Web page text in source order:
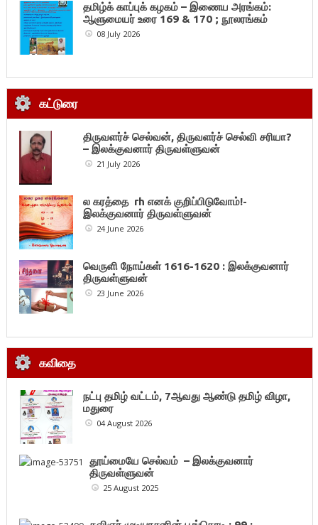
தமிழ்க் காப்புக் கழகம் – இணைய அரங்கம்:
ஆளுமையர் உரை 169 & 170 ; நூலரங்கம்
08 July 2026
கட்டுரை
திருவளர்ச் செல்வன், திருவளர்ச் செல்வி சரியா?
– இலக்குவனார் திருவள்ளுவன்
21 July 2026
ல கரத்தை rh எனக் குறிப்பிடுவோம்!-
இலக்குவனார் திருவள்ளுவன்
24 June 2026
வெருளி நோய்கள் 1616-1620 : இலக்குவனார்
திருவள்ளுவன்
23 June 2026
கவிதை
நட்பு தமிழ் வட்டம், 7ஆவது ஆண்டு தமிழ் விழா,
மதுரை
04 August 2026
தூய்மையே செல்வம் – இலக்குவனார்
திருவள்ளுவன்
25 August 2025